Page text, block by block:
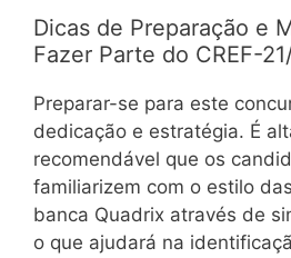
Dicas de Preparação e
Fazer Parte do CREF-
Preparar-se para este
dedicação e estratégia. É
recomendável que os
familiarizem com o estilo
banca Quadrix através de
o que ajudará na